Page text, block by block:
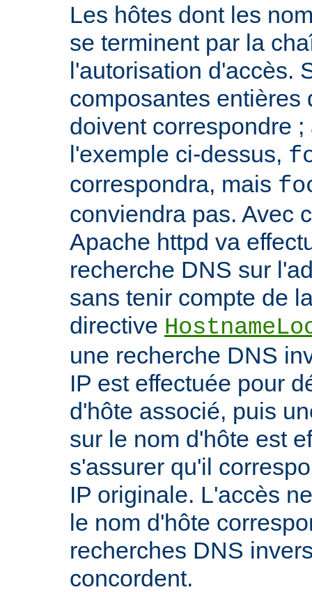
Les hôtes dont les
se terminent par la
l'autorisation d'accès.
composantes entières
doivent correspondre
l'exemple ci-dessus,
correspondra, mais
conviendra pas. Avec
Apache httpd va
recherche DNS sur
sans tenir compte de
directive
une recherche DNS
IP est effectuée pour
d'hôte associé, puis
sur le nom d'hôte est
s'assurer qu'il
IP originale. L'accès
le nom d'hôte
recherches DNS
concordent.